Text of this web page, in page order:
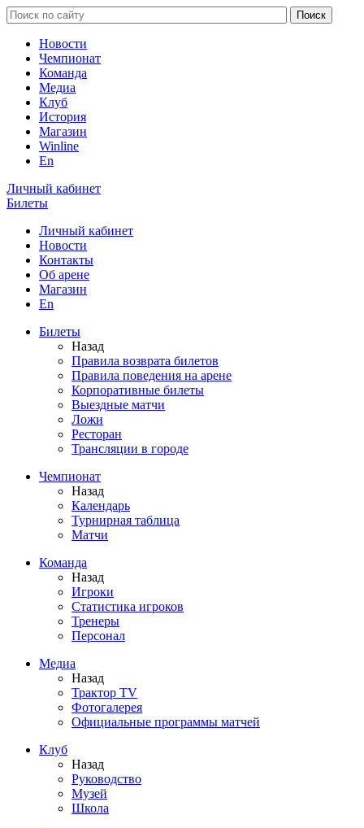
Новости
Чемпионат
Команда
Медиа
Клуб
История
Магазин
Winline
En
Личный кабинет
Билеты
Личный кабинет
Новости
Контакты
Об арене
Магазин
En
Билеты
Назад
Правила возврата билетов
Правила поведения на арене
Корпоративные билеты
Выездные матчи
Ложи
Ресторан
Трансляции в городе
Чемпионат
Назад
Календарь
Турнирная таблица
Матчи
Команда
Назад
Игроки
Статистика игроков
Тренеры
Персонал
Медиа
Назад
Трактор TV
Фотогалерея
Официальные программы матчей
Клуб
Назад
Руководство
Музей
Школа